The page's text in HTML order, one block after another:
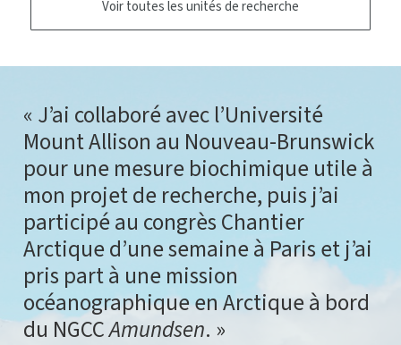
Voir toutes les unités de recherche
J’ai collaboré avec l’Université
Mount Allison au Nouveau-Brunswick
pour une mesure biochimique utile à
mon projet de recherche, puis j’ai
participé au congrès Chantier
Arctique d’une semaine à Paris et j’ai
pris part à une mission
océanographique en Arctique à bord
du NGCCAmundsen.